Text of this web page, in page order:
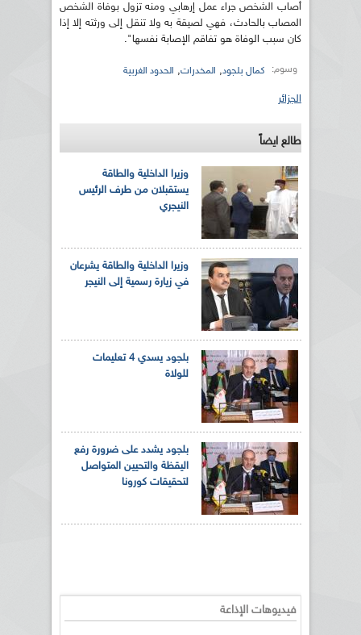
أصاب الشخص جراء عمل إرهابي ومنه تزول بوفاة الشخص
المصاب بالحادث، فهي لصيقة به ولا تنقل إلى ورثته إلا إذا
كان سبب الوفاة هو تفاقم الإصابة نفسها".
وسوم: كمال بلجود, المخدرات, الحدود الغربية
الجزائر
طالع ايضاً
وزيرا الداخلية والطاقة
يستقبلان من طرف الرئيس
النيجري
وزيرا الداخلية والطاقة يشرعان
في زيارة رسمية إلى النيجر
بلجود يسدي 4 تعليمات
للولاة
بلجود يشدد على ضرورة رفع
اليقظة والتحيين المتواصل
لتحقيقات كورونا
فيديوهات الإذاعة